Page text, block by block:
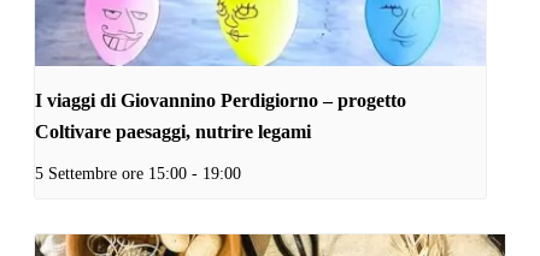
I viaggi di Giovannino Perdigiorno – progetto
Coltivare paesaggi, nutrire legami
5 Settembre ore 15:00 - 19:00